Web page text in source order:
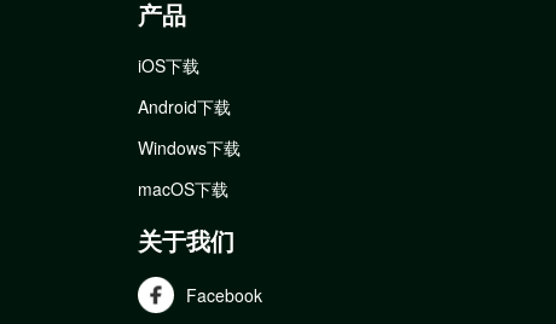
产品
iOS下载
Android下载
Windows下载
macOS下载
关于我们
Facebook